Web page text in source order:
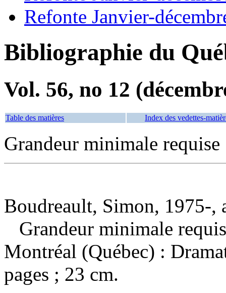
Refonte Janvier-
Bibliographie du
Vol. 56, no 12
Table des matières Index des vedettes-
Grandeur minimale requise
Boudreault, Simon, 1975-,
Grandeur minimale
Montréal (Québec) :
pages ; 23 cm.